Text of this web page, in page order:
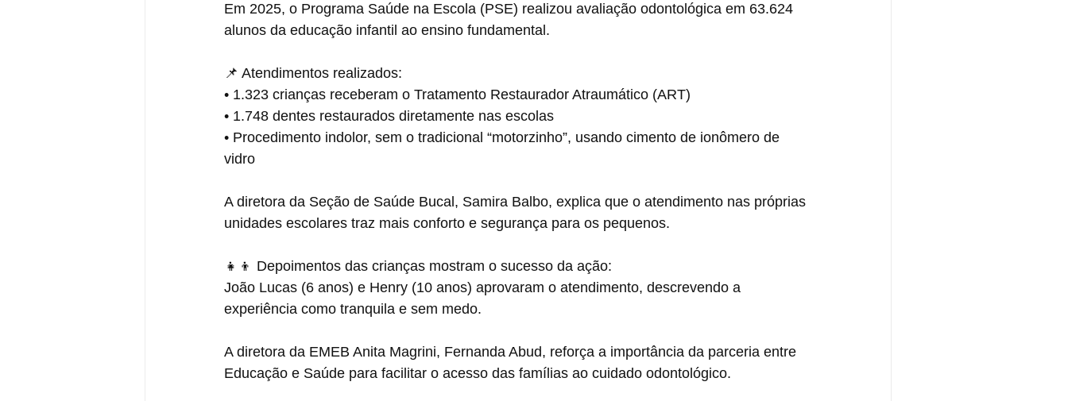
Em 2025, o Programa Saúde na Escola (PSE) realizou avaliação odontológica em 63.624
alunos da educação infantil ao ensino fundamental.
📌 Atendimentos realizados:
• 1.323 crianças receberam o Tratamento Restaurador Atraumático (ART)
• 1.748 dentes restaurados diretamente nas escolas
• Procedimento indolor, sem o tradicional “motorzinho”, usando cimento de ionômero de
vidro
A diretora da Seção de Saúde Bucal, Samira Balbo, explica que o atendimento nas próprias
unidades escolares traz mais conforto e segurança para os pequenos.
👧👦 Depoimentos das crianças mostram o sucesso da ação:
João Lucas (6 anos) e Henry (10 anos) aprovaram o atendimento, descrevendo a
experiência como tranquila e sem medo.
A diretora da EMEB Anita Magrini, Fernanda Abud, reforça a importância da parceria entre
Educação e Saúde para facilitar o acesso das famílias ao cuidado odontológico.